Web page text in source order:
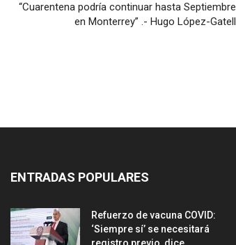
“Cuarentena podría continuar hasta Septiembre
en Monterrey” .- Hugo López-Gatell
ENTRADAS POPULARES
Refuerzo de vacuna COVID:
‘Siempre sí’ se necesitará